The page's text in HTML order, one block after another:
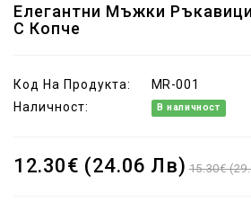
Елегантни Мъжки
С Копче
Код На Продукта:
MR-001
Наличност:
В наличност
12.30€ (24.06 Лв) 15.30€